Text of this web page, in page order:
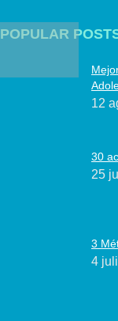
POPULAR
12
30
25
3
4